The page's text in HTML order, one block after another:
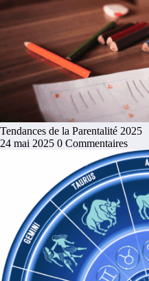
Tendances de la Parentalité 2025
24 mai 2025 0 Commentaires